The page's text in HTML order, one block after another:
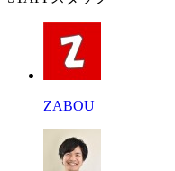
ZABOU